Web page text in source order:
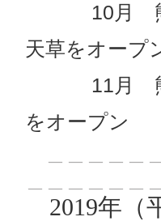
10月 熊本
天草をオープ
11月 熊本
をオープン
2019年（